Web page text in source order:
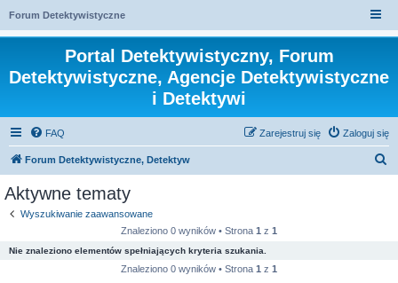
Forum Detektywistyczne
Portal Detektywistyczny, Forum
Detektywistyczne, Agencje Detektywistyczne
i Detektywi
FAQ Zaloguj się
Zarejestruj się
Forum Detektywistyczne, Detektyw
Aktywne tematy
Wyszukiwanie zaawansowane
Znaleziono 0 wyników • Strona 1 z 1
Nie znaleziono elementów spełniających kryteria szukania.
Znaleziono 0 wyników • Strona 1 z 1